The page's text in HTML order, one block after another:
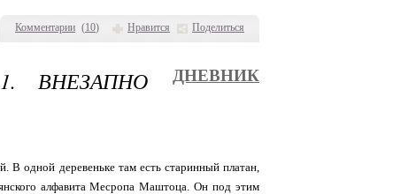
Комментарии (10) Нравится Поделиться
ВНЕЗАПНО
ДНЕВНИК
В одной деревеньке там есть старинный платан,
алфавита Месропа Маштоца. Он под этим